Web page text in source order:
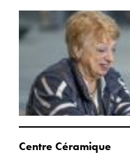
Centre Céramique